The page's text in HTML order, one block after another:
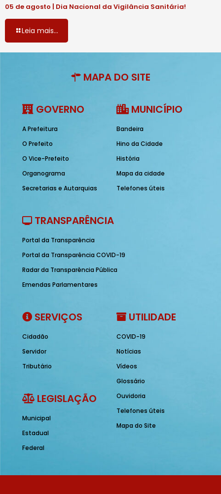
05 de agosto | Dia Nacional da Vigilância Sanitária!
Leia mais...
MAPA DO SITE
GOVERNO
A Prefeitura
O Prefeito
O Vice-Prefeito
Organograma
Secretarias e Autarquias
MUNICÍPIO
Bandeira
Hino da Cidade
História
Mapa da cidade
Telefones úteis
TRANSPARÊNCIA
Portal da Transparência
Portal da Transparência COVID-19
Radar da Transparência Pública
Emendas Parlamentares
SERVIÇOS
Cidadão
Servidor
Tributário
LEGISLAÇÃO
Municipal
Estadual
Federal
UTILIDADE
COVID-19
Notícias
Vídeos
Glossário
Ouvidoria
Telefones úteis
Mapa do Site